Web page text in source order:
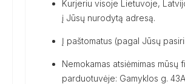
Kurjeriu visoje Lietuvoje,
į Jūsų nurodytą adresą.
Į paštomatus (pagal Jūsų
Nemokamas atsiėmimas mūsų
parduotuvėje: Gamyklos g.